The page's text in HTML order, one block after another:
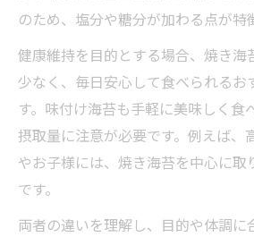
のため、塩分や糖分が加わる点が特
健康維持を目的とする場合、焼き海
少なく、毎日安心して食べられるお
す。味付け海苔も手軽に美味しく食
摂取量に注意が必要です。例えば、
やお子様には、焼き海苔を中心に取
です。
両者の違いを理解し、目的や体調に